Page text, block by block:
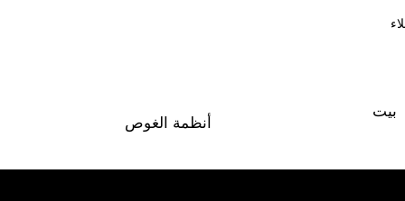
أنظمة الغوص
بيت